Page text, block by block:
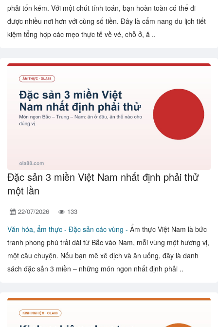
phải tốn kém. Với một chút tính toán, bạn hoàn toàn có thể đi
được nhiều nơi hơn với cùng số tiền. Đây là cẩm nang du lịch tiết
kiệm tổng hợp các mẹo thực tế về vé, chỗ ở, ă ..
Đặc sản 3 miền Việt Nam nhất định phải thử
một lần
22/07/2026 133
Văn hóa, ẩm thực - Đặc sản các vùng - Ẩm thực Việt Nam là bức
tranh phong phú trải dài từ Bắc vào Nam, mỗi vùng một hương vị,
một câu chuyện. Nếu bạn mê xê dịch và ăn uống, đây là danh
sách đặc sản 3 miền – những món ngon nhất định phải ..